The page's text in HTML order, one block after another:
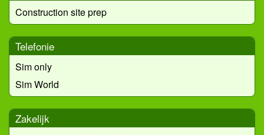
Construction site prep
Telefonie
Sim only
Sim World
Zakelijk